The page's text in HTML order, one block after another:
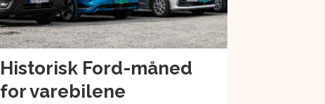
Historisk Ford-måned
for varebilene